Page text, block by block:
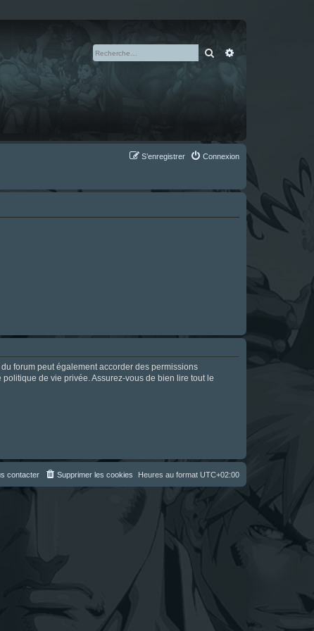
Rechercher
Connexion
S’enregistrer
forum peut également accorder des permissions
de vie privée. Assurez-vous de bien lire tout le
Heures au format UTC+02:00
Supprimer les cookies
contacter